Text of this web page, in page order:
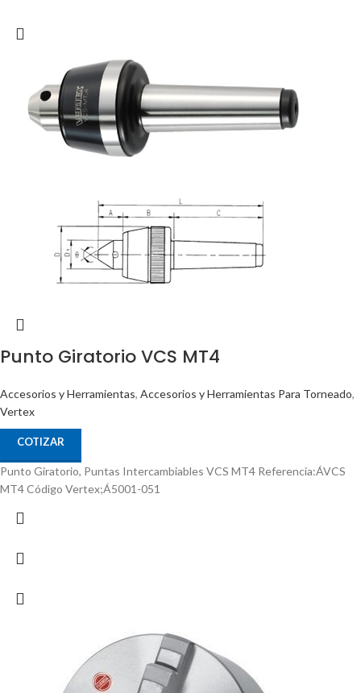
Punto Giratorio VCS MT4
Accesorios y Herramientas, Accesorios y Herramientas Para Torneado,
Vertex
COTIZAR
Punto Giratorio, Puntas Intercambiables VCS MT4 Referencia:ÁVCS
MT4 Código Vertex;Á5001-051